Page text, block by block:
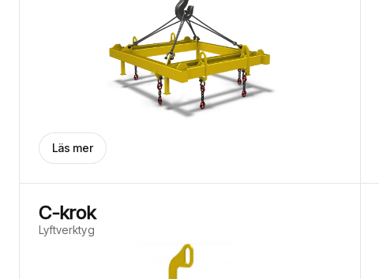
Läs mer
C-krok
Lyftverktyg